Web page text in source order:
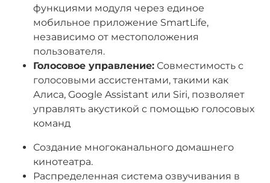
функциями модуля через единое
мобильное приложение SmartLife,
независимо от местоположения
пользователя.
Голосовое управление: Совместимость с
голосовыми ассистентами, такими как
Алиса, Google Assistant или Siri, позволяет
управлять акустикой с помощью голосовых
команд
Создание многоканального домашнего
кинотеатра.
Распределенная система озвучивания в